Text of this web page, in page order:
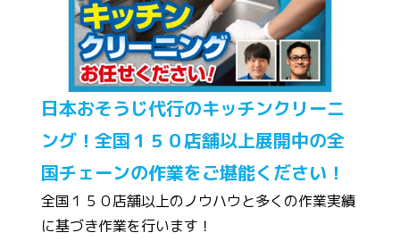
日本おそうじ代行のキッチンクリーニ
ング！全国１５０店舗以上展開中の全
国チェーンの作業をご堪能ください！
全国１５０店舗以上のノウハウと多くの作業実績
に基づき作業を行います！